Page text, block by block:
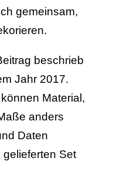
gemeinsam,
beschrieb
Jahr 2017.
Material,
anders
Daten
Set